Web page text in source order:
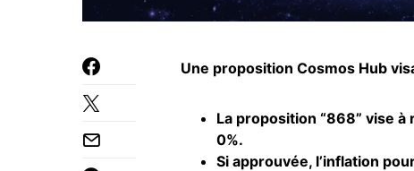
Une proposition Cosmos Hub
La proposition “868” vise à
0%.
Si approuvée, l’inflation